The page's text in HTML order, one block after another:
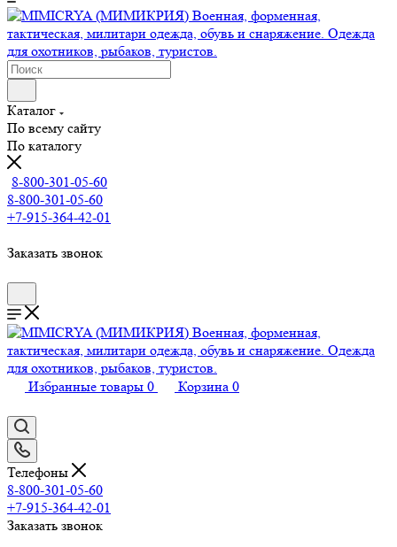
Каталог
По всему сайту
По каталогу
8-800-301-05-60
8-800-301-05-60
+7-915-364-42-01
Заказать звонок
Избранные товары 0 Корзина 0
Телефоны
8-800-301-05-60
+7-915-364-42-01
Заказать звонок